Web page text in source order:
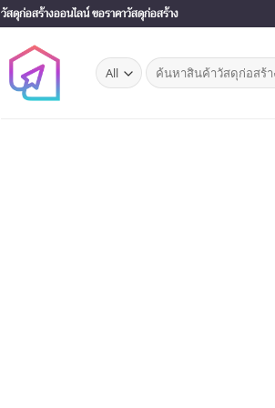
วัสดุก่อสร้างออนไลน์ ขอราคาวัสดุก่อสร้าง
Search
for: